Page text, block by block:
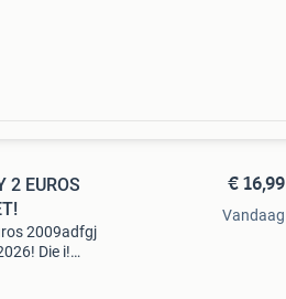
2 EUROS
2009adfgj
Die i!
€ 16,99
Vandaag